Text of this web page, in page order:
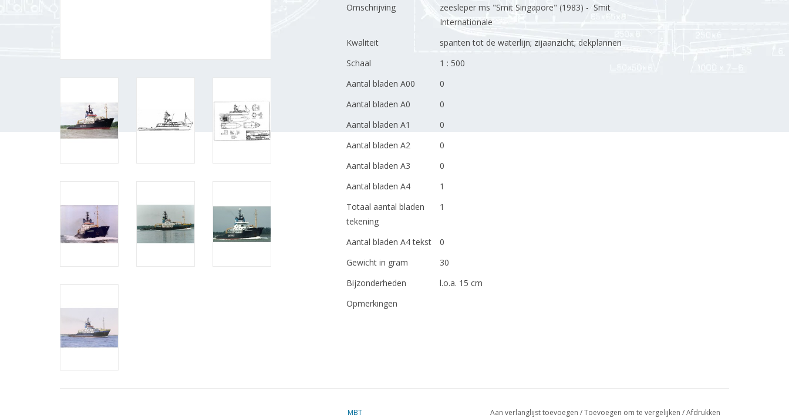
Omschrijving
zeesleper ms "Smit Singapore" (1983) - Smit
Internationale
Kwaliteit
spanten tot de waterlijn; zijaanzicht; dekplannen
Schaal
1 : 500
Aantal bladen A00
0
Aantal bladen A0
0
Aantal bladen A1
0
Aantal bladen A2
0
Aantal bladen A3
0
Aantal bladen A4
1
Totaal aantal bladen
tekening
1
Aantal bladen A4 tekst
0
Gewicht in gram
30
Bijzonderheden
l.o.a. 15 cm
Opmerkingen
MBT Aan verlanglijst toevoegen /Toevoegen om te vergelijken /Afdrukken